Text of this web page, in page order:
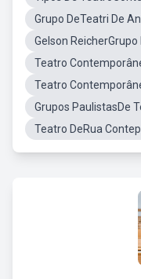
Grupo DeTeatri De
Gelson
Teatro
Teatro
Grupos PaulistasDe
Teatro DeRua